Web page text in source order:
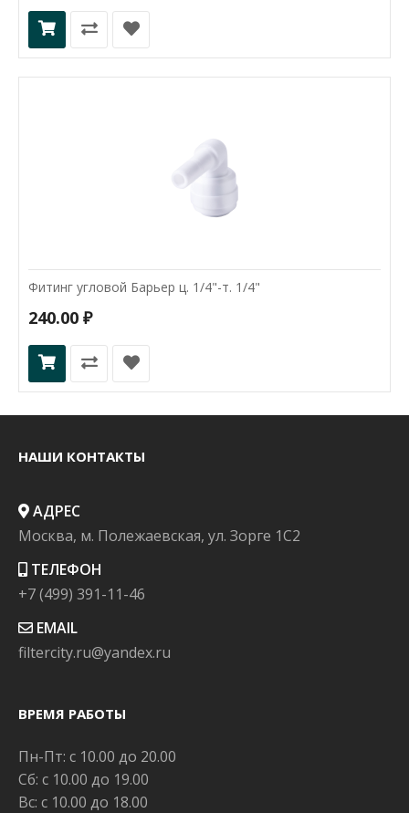
Фитинг угловой Барьер ц. 1/4"-т. 1/4"
240.00 ₽
НАШИ КОНТАКТЫ
АДРЕС
Москва, м. Полежаевская, ул. Зорге 1C2
ТЕЛЕФОН
+7 (499) 391-11-46
EMAIL
filtercity.ru@yandex.ru
ВРЕМЯ РАБОТЫ
Пн-Пт: с 10.00 до 20.00
Сб: с 10.00 до 19.00
Вс: с 10.00 до 18.00